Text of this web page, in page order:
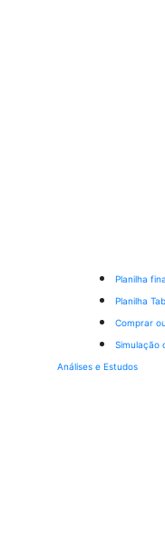
Planilha
Planilha
Comprar
Simulação
Análises e Estudos